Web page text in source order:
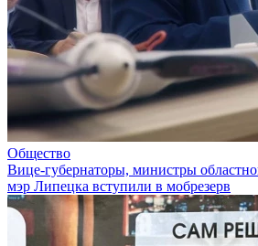
Общество
Вице-губернаторы, министры
мэр Липецка вступили в мобрезерв